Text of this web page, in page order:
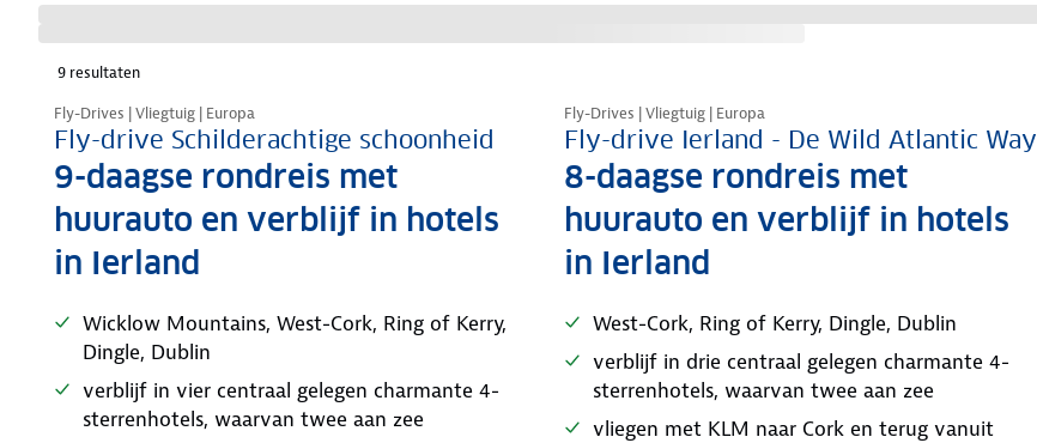
9 resultaten
Nazomer korting
Fly-Drives | Vliegtuig | Europa
Fly-drive Schilderachtige schoonheid
9-daagse rondreis met
huurauto en verblijf in hotels
in Ierland
Wicklow Mountains, West-Cork, Ring of Kerry,
Dingle, Dublin
verblijf in vier centraal gelegen charmante 4-
sterrenhotels, waarvan twee aan zee
Fly-Drives | Vliegtuig | Europa
Fly-drive Ierland - De Wild Atlantic Way
8-daagse rondreis met
huurauto en verblijf in hotels
in Ierland
West-Cork, Ring of Kerry, Dingle, Dublin
verblijf in drie centraal gelegen charmante 4-
sterrenhotels, waarvan twee aan zee
vliegen met KLM naar Cork en terug vanuit